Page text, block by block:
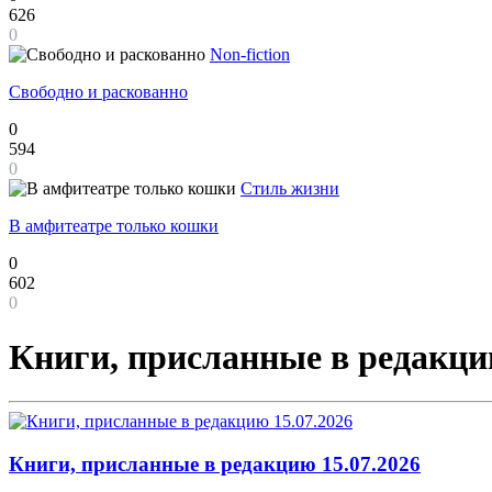
626
0
Non-fiction
Свободно и раскованно
0
594
0
Стиль жизни
В амфитеатре только кошки
0
602
0
Книги, присланные в
Книги, присланные в редакцию 15.07.2026